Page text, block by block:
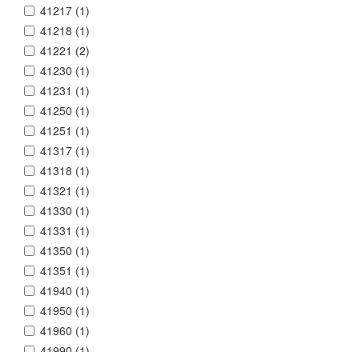
41217 (1)
41218 (1)
41221 (2)
41230 (1)
41231 (1)
41250 (1)
41251 (1)
41317 (1)
41318 (1)
41321 (1)
41330 (1)
41331 (1)
41350 (1)
41351 (1)
41940 (1)
41950 (1)
41960 (1)